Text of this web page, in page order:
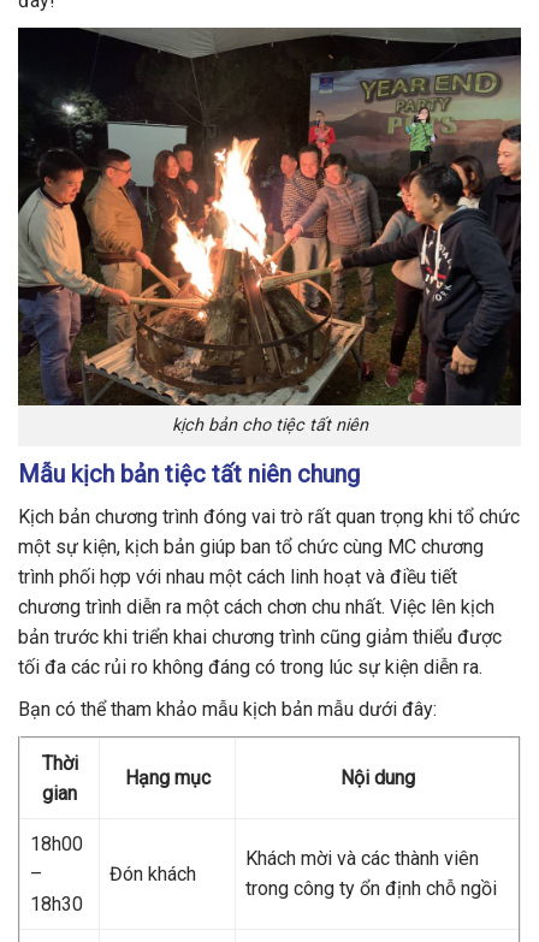
kịch bản cho tiệc tất niên
Mẫu kịch bản tiệc tất niên chung
Kịch bản chương trình đóng vai trò rất quan trọng khi tổ chức
một sự kiện, kịch bản giúp ban tổ chức cùng MC chương
trình phối hợp với nhau một cách linh hoạt và điều tiết
chương trình diễn ra một cách chơn chu nhất. Việc lên kịch
bản trước khi triển khai chương trình cũng giảm thiểu được
tối đa các rủi ro không đáng có trong lúc sự kiện diễn ra.
Bạn có thể tham khảo mẫu kịch bản mẫu dưới đây:
Thời
gian
Hạng mục Nội dung
18h00
–
18h30
Đón khách
Khách mời và các thành viên
trong công ty ổn định chỗ ngồi